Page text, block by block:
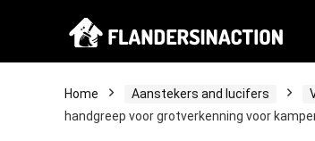
Home Aanstekers and lucifers
handgreep voor grotverkenning voor